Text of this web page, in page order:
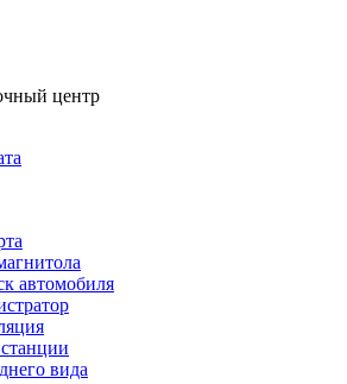
центр
автомобиля
вида